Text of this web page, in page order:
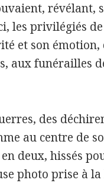
révélant,
les privilégiés
et son émotion,
aux funérailles
des
au centre de
deux, hissés
photo prise à